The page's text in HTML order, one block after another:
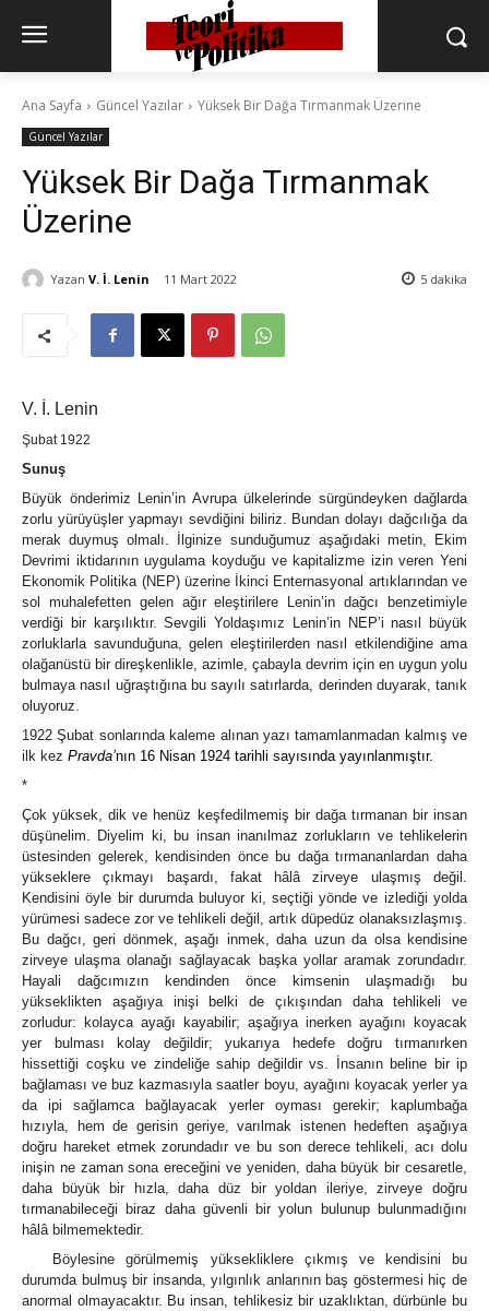
Ana Sayfa Güncel Yazılar Yüksek Bir Dağa Tırmanmak Üzerine
Güncel Yazılar
Yüksek Bir Dağa Tırmanmak
Üzerine
Yazan V. İ. Lenin 11 Mart 2022 5 dakika
V. İ. Lenin
Şubat 1922
Sunuş
Büyük önderimiz Lenin’in Avrupa ülkelerinde sürgündeyken dağlarda
zorlu yürüyüşler yapmayı sevdiğini biliriz. Bundan dolayı dağcılığa da
merak duymuş olmalı. İlginize sunduğumuz aşağıdaki metin, Ekim
Devrimi iktidarının uygulama koyduğu ve kapitalizme izin veren Yeni
Ekonomik Politika (NEP) üzerine İkinci Enternasyonal artıklarından ve
sol muhalefetten gelen ağır eleştirilere Lenin’in dağcı benzetimiyle
verdiği bir karşılıktır. Sevgili Yoldaşımız Lenin’in NEP’i nasıl büyük
zorluklarla savunduğuna, gelen eleştirilerden nasıl etkilendiğine ama
olağanüstü bir direşkenlikle, azimle, çabayla devrim için en uygun yolu
bulmaya nasıl uğraştığına bu sayılı satırlarda, derinden duyarak, tanık
oluyoruz.
1922 Şubat sonlarında kaleme alınan yazı tamamlanmadan kalmış ve
ilk kez Pravda’nın 16 Nisan 1924 tarihli sayısında yayınlanmıştır.
*
Çok yüksek, dik ve henüz keşfedilmemiş bir dağa tırmanan bir insan
düşünelim. Diyelim ki, bu insan inanılmaz zorlukların ve tehlikelerin
üstesinden gelerek, kendisinden önce bu dağa tırmananlardan daha
yükseklere çıkmayı başardı, fakat hâlâ zirveye ulaşmış değil.
Kendisini öyle bir durumda buluyor ki, seçtiği yönde ve izlediği yolda
yürümesi sadece zor ve tehlikeli değil, artık düpedüz olanaksızlaşmış.
Bu dağcı, geri dönmek, aşağı inmek, daha uzun da olsa kendisine
zirveye ulaşma olanağı sağlayacak başka yollar aramak zorundadır.
Hayali dağcımızın kendinden önce kimsenin ulaşmadığı bu
yükseklikten aşağıya inişi belki de çıkışından daha tehlikeli ve
zorludur: kolayca ayağı kayabilir; aşağıya inerken ayağını koyacak
yer bulması kolay değildir; yukarıya hedefe doğru tırmanırken
hissettiği coşku ve zindeliğe sahip değildir vs. İnsanın beline bir ip
bağlaması ve buz kazmasıyla saatler boyu, ayağını koyacak yerler ya
da ipi sağlamca bağlayacak yerler oyması gerekir; kaplumbağa
hızıyla, hem de gerisin geriye, varılmak istenen hedeften aşağıya
doğru hareket etmek zorundadır ve bu son derece tehlikeli, acı dolu
inişin ne zaman sona ereceğini ve yeniden, daha büyük bir cesaretle,
daha büyük bir hızla, daha düz bir yoldan ileriye, zirveye doğru
tırmanabileceği biraz daha güvenli bir yolun bulunup bulunmadığını
hâlâ bilmemektedir.
Böylesine görülmemiş yüksekliklere çıkmış ve kendisini bu
durumda bulmuş bir insanda, yılgınlık anlarının baş göstermesi hiç de
anormal olmayacaktır. Bu insan, tehlikesiz bir uzaklıktan, dürbünle bu